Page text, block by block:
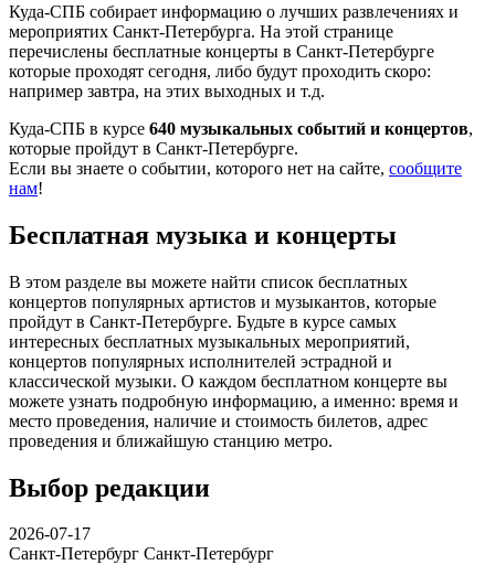
Куда-СПБ собирает информацию о лучших развлечениях и
мероприятих Санкт-Петербурга. На этой странице
перечислены бесплатные концерты в Санкт-Петербурге
которые проходят сегодня, либо будут проходить скоро:
например завтра, на этих выходных и т.д.
Куда-СПБ в курсе 640 музыкальных событий и концертов,
которые пройдут в Санкт-Петербурге.
Если вы знаете о событии, которого нет на сайте, сообщите
нам!
Бесплатная музыка и концерты
В этом разделе вы можете найти список бесплатных
концертов популярных артистов и музыкантов, которые
пройдут в Санкт-Петербурге. Будьте в курсе самых
интересных бесплатных музыкальных мероприятий,
концертов популярных исполнителей эстрадной и
классической музыки. О каждом бесплатном концерте вы
можете узнать подробную информацию, а именно: время и
место проведения, наличие и стоимость билетов, адрес
проведения и ближайшую станцию метро.
Выбор редакции
2026-07-17
Санкт-Петербург Санкт-Петербург